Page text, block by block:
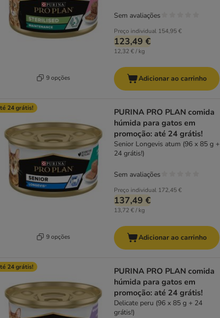
9 opções
Preço individual 154,95 €
123,49 €
12,32 € / kg
Sem avaliações
Adicionar ao carrinho
24 grátis!
9 opções
PURINA PRO PLAN comida
húmida para gatos em
promoção: até 24 grátis!
Senior Longevis atum (96 x 85 g +
24 grátis!)
Preço individual 172,45 €
137,49 €
13,72 € / kg
Sem avaliações
Adicionar ao carrinho
24 grátis!
PURINA PRO PLAN comida
húmida para gatos em
promoção: até 24 grátis!
Delicate peru (96 x 85 g + 24
grátis!)